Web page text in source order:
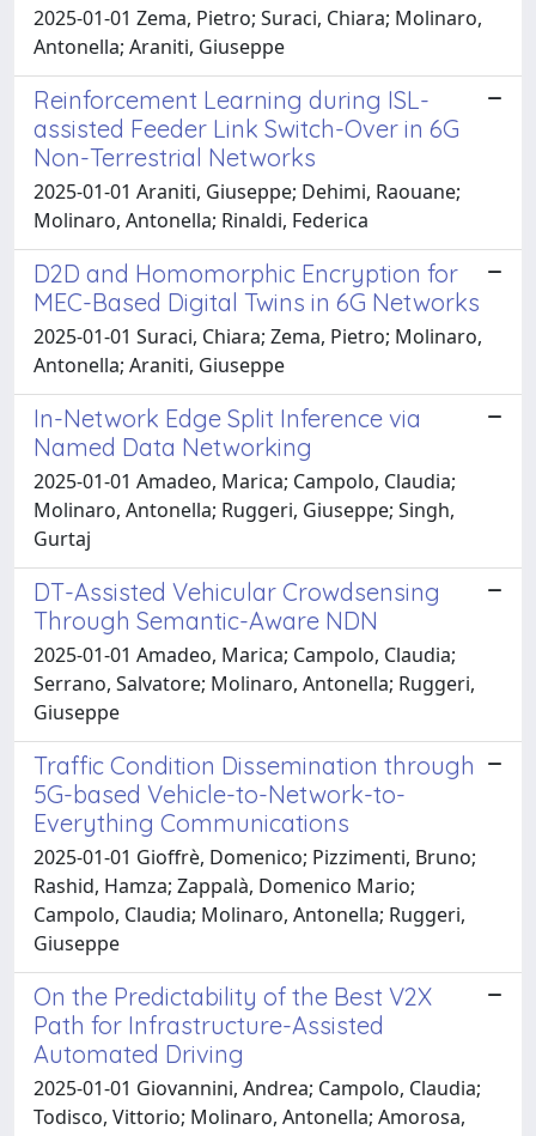
2025-01-01 Zema, Pietro; Suraci, Chiara; Molinaro,
Antonella; Araniti, Giuseppe
Reinforcement Learning during ISL-
assisted Feeder Link Switch-Over in 6G
Non-Terrestrial Networks
2025-01-01 Araniti, Giuseppe; Dehimi, Raouane;
Molinaro, Antonella; Rinaldi, Federica
D2D and Homomorphic Encryption for
MEC-Based Digital Twins in 6G Networks
2025-01-01 Suraci, Chiara; Zema, Pietro; Molinaro,
Antonella; Araniti, Giuseppe
In-Network Edge Split Inference via
Named Data Networking
2025-01-01 Amadeo, Marica; Campolo, Claudia;
Molinaro, Antonella; Ruggeri, Giuseppe; Singh,
Gurtaj
DT-Assisted Vehicular Crowdsensing
Through Semantic-Aware NDN
2025-01-01 Amadeo, Marica; Campolo, Claudia;
Serrano, Salvatore; Molinaro, Antonella; Ruggeri,
Giuseppe
Traffic Condition Dissemination through
5G-based Vehicle-to-Network-to-
Everything Communications
2025-01-01 Gioffrè, Domenico; Pizzimenti, Bruno;
Rashid, Hamza; Zappalà, Domenico Mario;
Campolo, Claudia; Molinaro, Antonella; Ruggeri,
Giuseppe
On the Predictability of the Best V2X
Path for Infrastructure-Assisted
Automated Driving
2025-01-01 Giovannini, Andrea; Campolo, Claudia;
Todisco, Vittorio; Molinaro, Antonella; Amorosa,